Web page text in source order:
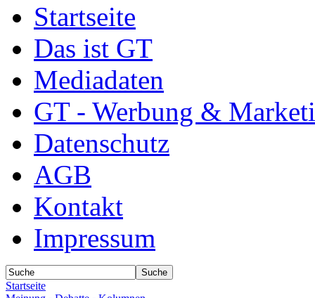
Startseite
Das ist GT
Mediadaten
GT - Werbung &
Datenschutz
AGB
Kontakt
Impressum
Startseite